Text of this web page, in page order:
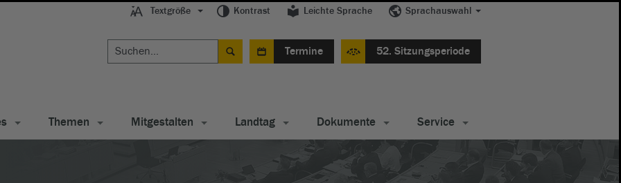
Textgröße Kontrast Leichte Sprache Sprachauswahl
Termine 52. Sitzungsperiode
Themen Mitgestalten Landtag Dokumente Service